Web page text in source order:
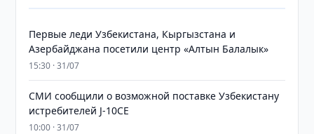
Первые леди Узбекистана, Кыргызстана и
Азербайджана посетили центр «Алтын Балалык»
15:30 · 31/07
СМИ сообщили о возможной поставке Узбекистану
истребителей J-10CE
10:00 · 31/07